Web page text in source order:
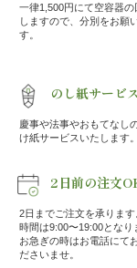
り
文
方
法・
配
達
一律1,500円にて空容器の
しますので、分別をお願
す。
のし紙サービス
慶事や法事やおもてなし
け紙サービスいたします。
2日前の注文
2日までご注文を承りま
時間は9:00〜19:00となり
お急ぎの時はお電話にて
ださいませ。